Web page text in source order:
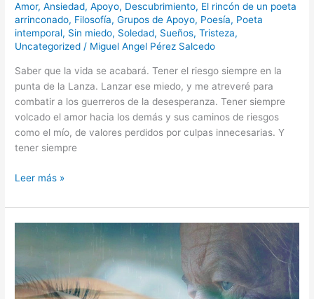
Amor,Ansiedad,Apoyo, Descubrimiento, El rincón de un poeta
arrinconado, Filosofía,Grupos de Apoyo, Poesía, Poeta
intemporal, Sin miedo, Soledad, Sueños,Tristeza,
Uncategorized / Miguel Angel Pérez Salcedo
Saber que la vida se acabará. Tener el riesgo siempre en la
punta de la Lanza. Lanzar ese miedo, y me atreveré para
combatir a los guerreros de la desesperanza. Tener siempre
volcado el amor hacia los demás y sus caminos de riesgos
como el mío, de valores perdidos por culpas innecesarias. Y
tener siempre
Leer más »